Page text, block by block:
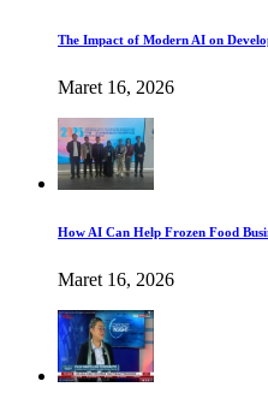
The Impact of Modern AI on
Maret 16, 2026
How AI Can Help Frozen Food
Maret 16, 2026